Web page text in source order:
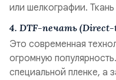
или шелкографии.
4. DTF-печать
Это современная
огромную
специальной пленке, а